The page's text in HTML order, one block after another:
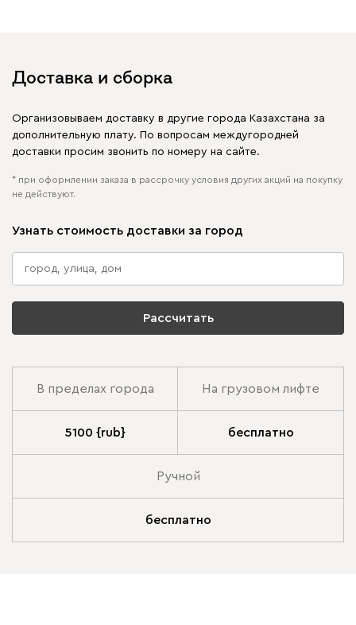
Доставка и сборка
Организовываем доставку в другие города Казахстана за
дополнительную плату. По вопросам междугородней
доставки просим звонить по номеру на сайте.
* при оформлении заказа в рассрочку условия других акций на покупку
не действуют.
Узнать стоимость доставки за город
Рассчитать
В пределах города На грузовом лифте
5100 {rub} бесплатно
Ручной
бесплатно